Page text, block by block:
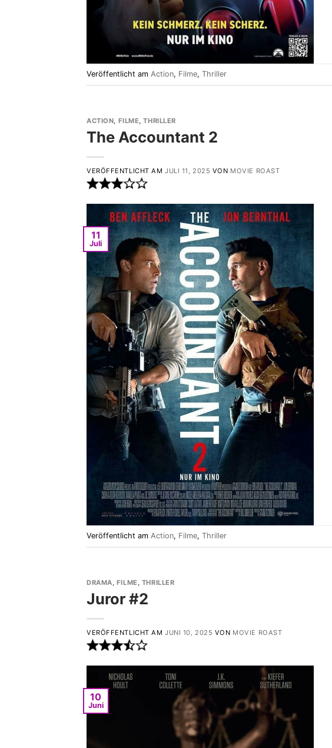
Veröffentlicht am Action, Filme, Thriller
ACTION FILME ,THRILLER
The Accountant 2
VERÖFFENTLICHT AMJULI 11, 2025 VON MOVIE ROAST
11
Juli
Veröffentlicht am Action, Filme, Thriller
DRAMA FILME THRILLER
Juror #2
VERÖFFENTLICHT AMJUNI 10, 2025 VON MOVIE ROAST
10
Juni